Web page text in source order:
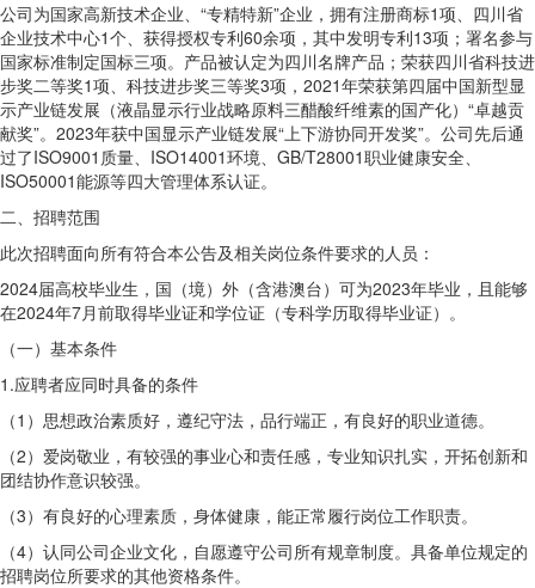
公司为国家高新技术企业、“专精特新”企业，拥有注册商标1项、四川省
企业技术中心1个、获得授权专利60余项，其中发明专利13项；署名参与
国家标准制定国标三项。产品被认定为四川名牌产品；荣获四川省科技进
步奖二等奖1项、科技进步奖三等奖3项，2021年荣获第四届中国新型显
示产业链发展（液晶显示行业战略原料三醋酸纤维素的国产化）“卓越贡
献奖”。2023年获中国显示产业链发展“上下游协同开发奖”。公司先后通
过了ISO9001质量、ISO14001环境、GB/T28001职业健康安全、
ISO50001能源等四大管理体系认证。
二、招聘范围
此次招聘面向所有符合本公告及相关岗位条件要求的人员：
2024届高校毕业生，国（境）外（含港澳台）可为2023年毕业，且能够
在2024年7月前取得毕业证和学位证（专科学历取得毕业证）。
（一）基本条件
1.应聘者应同时具备的条件
（1）思想政治素质好，遵纪守法，品行端正，有良好的职业道德。
（2）爱岗敬业，有较强的事业心和责任感，专业知识扎实，开拓创新和
团结协作意识较强。
（3）有良好的心理素质，身体健康，能正常履行岗位工作职责。
（4）认同公司企业文化，自愿遵守公司所有规章制度。具备单位规定的
招聘岗位所要求的其他资格条件。